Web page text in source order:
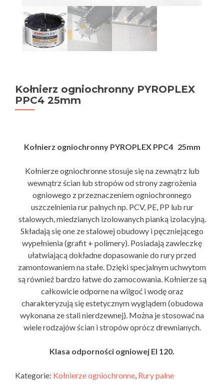
Kołnierz ogniochronny PYROPLEX
PPC4 25mm
Kołnierz ogniochronny PYROPLEX PPC4 25mm
Kołnierze ogniochronne stosuje się na zewnątrz lub
wewnątrz ścian lub stropów od strony zagrożenia
ogniowego z przeznaczeniem ogniochronnego
uszczelnienia rur palnych np. PCV, PE, PP lub rur
stalowych, miedzianych izolowanych pianką izolacyjną.
Składają się one ze stalowej obudowy i pęczniejącego
wypełnienia (grafit + polimery). Posiadają zawleczkę
ułatwiającą dokładne dopasowanie do rury przed
zamontowaniem na stałe. Dzięki specjalnym uchwytom
są również bardzo łatwe do zamocowania. Kołnierze są
całkowicie odporne na wilgoć i wodę oraz
charakteryzują się estetycznym wyglądem (obudowa
wykonana ze stali nierdzewnej). Można je stosować na
wiele rodzajów ścian i stropów oprócz drewnianych.
Klasa odporności ogniowej EI 120.
Kategorie: Kołnierze ogniochronne Rury palne